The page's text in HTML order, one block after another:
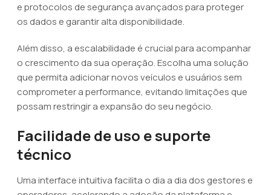
e protocolos de segurança avançados para proteger
os dados e garantir alta disponibilidade.
Além disso, a escalabilidade é crucial para acompanhar
o crescimento da sua operação. Escolha uma solução
que permita adicionar novos veículos e usuários sem
comprometer a performance, evitando limitações que
possam restringir a expansão do seu negócio.
Facilidade de uso e suporte
técnico
Uma interface intuitiva facilita o dia a dia dos gestores e